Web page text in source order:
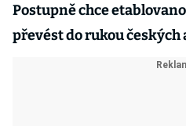
Postupně chce
převést do rukou českých